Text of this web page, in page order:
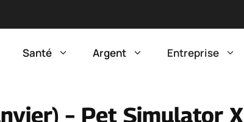
Santé Argent Entreprise
– Pet Simulator X